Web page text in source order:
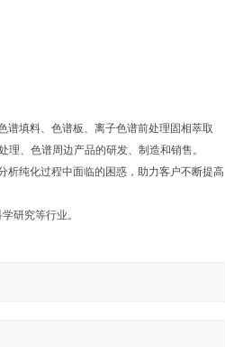
谱填料、色谱板、离子色谱前处理固相萃取
理、色谱周边产品的研发、制造和销售。
析纯化过程中面临的困惑，助力客户不断提高
研究等行业。